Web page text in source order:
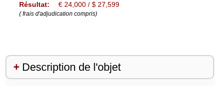
Résultat:
€ 24,000 / $ 27,599
( frais d'adjudication compris)
Description de l'objet